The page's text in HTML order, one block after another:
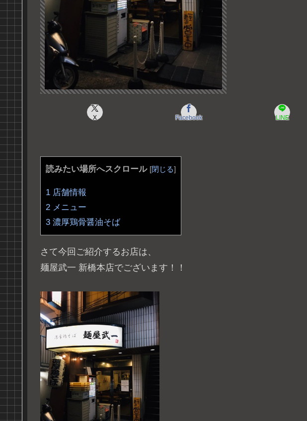
X Facebook LINE
読みたい場所へスクロール [閉じる]
1 店舗情報
2 メニュー
3 濃厚鶏骨醤油そば
さて今回ご紹介するお店は、
麺屋武一 新橋本店でございます！！